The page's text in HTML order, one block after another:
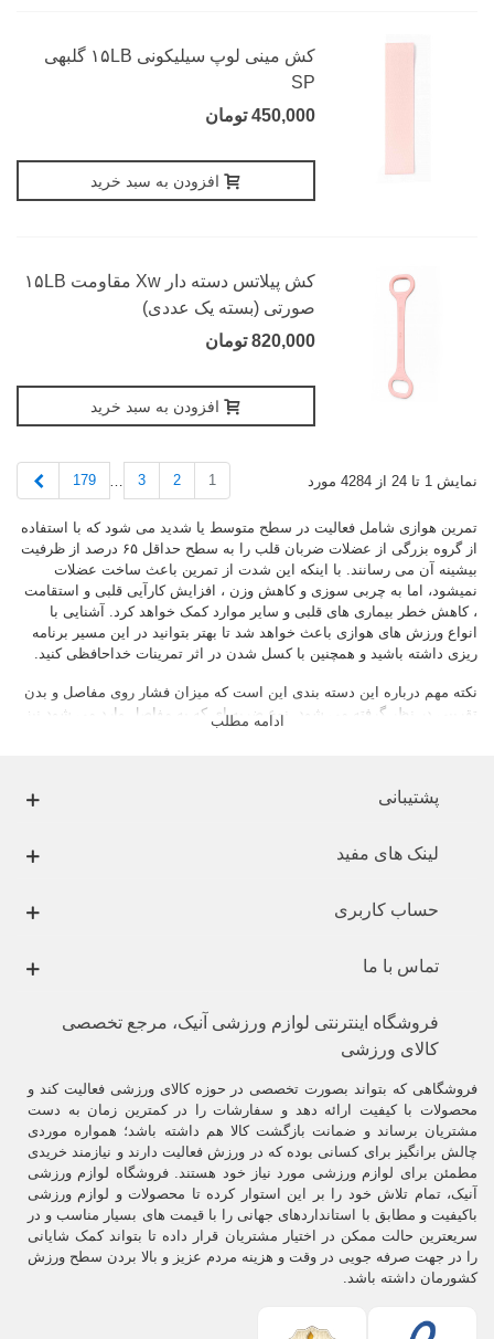
کش مینی لوپ سیلیکونی ۱۵LB گلبهی
SP
450,000 تومان
افزودن به سبد خرید
کش پیلاتس دسته دار Xw مقاومت ۱۵LB
صورتی (بسته یک عددی)
820,000 تومان
افزودن به سبد خرید
نمایش 1 تا 24 از 4284 مورد 1
2
3
179
تمرین هوازی شامل فعالیت در سطح متوسط یا شدید می شود که با استفاده
از گروه بزرگی از عضلات ضربان قلب را به سطح حداقل ۶۵ درصد از ظرفیت
بیشینه آن می رسانند. با اینکه این شدت از تمرین باعث ساخت عضلات
نمیشود، اما به چربی سوزی و کاهش وزن ، افزایش کارآیی قلبی و استقامت
، کاهش خطر بیماری های قلبی و سایر موارد کمک خواهد کرد. آشنایی با
انواع ورزش های هوازی باعث خواهد شد تا بهتر بتوانید در این مسیر برنامه
ریزی داشته باشید و همچنین با کسل شدن در اثر تمرینات خداحافظی کنید.
نکته مهم درباره این دسته بندی این است که میزان فشار روی مفاصل و بدن
تقریبی در نظر گرفته می شود. نوع ضربه ای که به مفاصل وارد می شود نیز
اضافه وزن دارند یا از آسیب مفصلی رنج می برند مناسب تر می باشد.
عبارت اند از:تردمیل،دوچرخه ثابت و اسپینینگ
ادامه مطلب
پشتیبانی
لینک های مفید
حساب کاربری
تماس با ما
فروشگاه اینترنتی لوازم ورزشی آنیک، مرجع تخصصی
کالای ورزشی
فروشگاهی که بتواند بصورت تخصصی در حوزه کالای ورزشی فعالیت کند و
محصولات با کیفیت ارائه دهد و سفارشات را در کمترین زمان به دست
مشتریان برساند و ضمانت بازگشت کالا هم داشته باشد؛ همواره موردی
چالش برانگیز برای کسانی بوده که در ورزش فعالیت دارند و نیازمند خریدی
مطمئن برای لوازم ورزشی مورد نیاز خود هستند. فروشگاه لوازم ورزشی
آنیک، تمام تلاش خود را بر این استوار کرده تا محصولات و لوازم ورزشی
باکیفیت و مطابق با استانداردهای جهانی را با قیمت های بسیار مناسب و در
سریعترین حالت ممکن در اختیار مشتریان قرار داده تا بتواند کمک شایانی
را در جهت صرفه جویی در وقت و هزینه مردم عزیز و بالا بردن سطح ورزش
کشورمان داشته باشد.